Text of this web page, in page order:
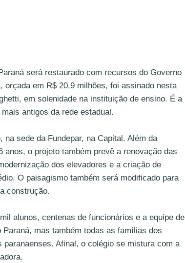
será restaurado com recursos do Governo
em R$ 20,9 milhões, foi assinado nesta
em solenidade na instituição de ensino. É a
antigos da rede estadual.
sede da Fundepar, na Capital. Além da
o projeto também prevê a renovação das
dos elevadores e a criação de
O paisagismo também será modificado para
construção.
alunos, centenas de funcionários e a equipe de
mas também todas as famílias dos
Afinal, o colégio se mistura com a